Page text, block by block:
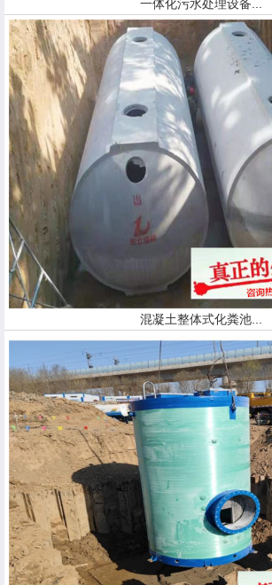
一体化污水处理设备...
混凝土整体式化粪池...